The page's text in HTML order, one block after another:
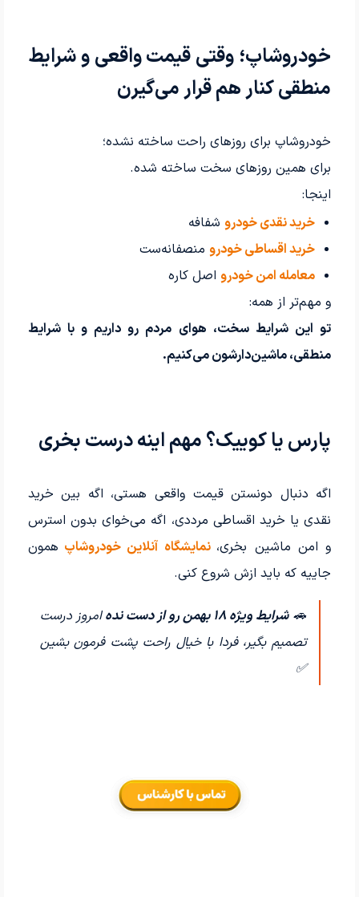
خودروشاپ؛ وقتی قیمت واقعی و شرایط
منطقی کنار هم قرار می‌گیرن
خودروشاپ برای روزهای راحت ساخته نشده؛
برای همین روزهای سخت ساخته شده.
اینجا:
خرید نقدی خودروشفافه
خرید اقساطی خودرومنصفانه‌ست
معامله امن خودرواصل کاره
و مهم‌تر از همه:
تو این شرایط سخت، هوای مردم رو داریم و با شرایط
منطقی، ماشین‌دارشون می‌کنیم.
پارس یا کوییک؟ مهم اینه درست بخری
اگه دنبال دونستن قیمت واقعی هستی، اگه بین خرید
نقدی یا خرید اقساطی مرددی، اگه می‌خوای بدون استرس
و امن ماشین بخری، نمایشگاه آنلاین خودروشاپ همون
جاییه که باید ازش شروع کنی.
🚗شرایط ویژه ۱۸ بهمن رو از دست نده
امروز درست
تصمیم بگیر، فردا با خیال راحت پشت فرمون بشین
✅